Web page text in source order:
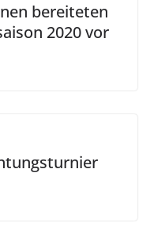
bereiteten
2020 vor